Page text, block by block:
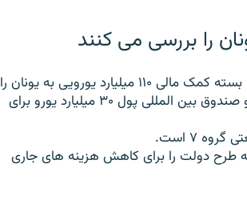
را بررسی می کنند
رهبران ۱۶ کشور عضو اتحاديه اروپا در نشست خود در بروکسل، بسته کمک مالی ۱۱۰ ميليارد يورويی به يونان را
بررسی می کنند. قراراست از اين مبلغ، اتحاديه اروپا ۸۰ ميليارد و صندوق بين المللی پول ۳۰ ميليارد يورو برای
۷ است.
طرح دولت را برای کاهش هزينه های جاری